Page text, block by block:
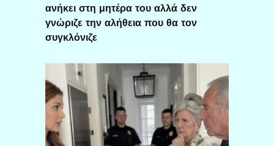
ανήκει στη μητέρα του αλλά δεν
γνώριζε την αλήθεια που θα τον
συγκλόνιζε